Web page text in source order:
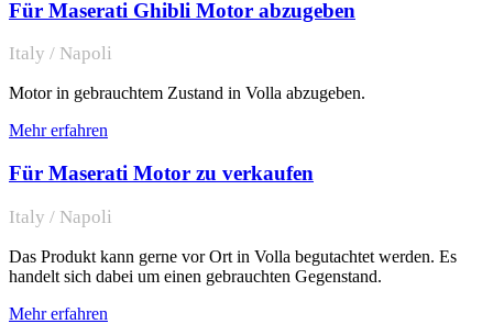
Für Maserati Ghibli Motor abzugeben
Italy / Napoli
Motor in gebrauchtem Zustand in Volla abzugeben.
Mehr erfahren
Für Maserati Motor zu verkaufen
Italy / Napoli
Das Produkt kann gerne vor Ort in Volla begutachtet werden. Es
handelt sich dabei um einen gebrauchten Gegenstand.
Mehr erfahren